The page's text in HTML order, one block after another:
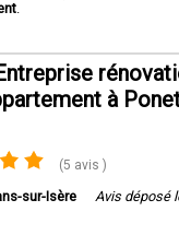
à
(5 avis )
sur-Isère Avis déposé